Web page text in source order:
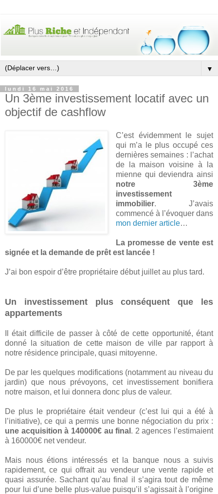
▼
lundi 16 mai 2016
Un 3ème investissement locatif avec un
objectif de cashflow
C’est évidemment le sujet
qui m’a le plus occupé ces
dernières semaines : l’achat
de la maison voisine à la
mienne qui deviendra ainsi
notre 3ème
investissement
immobilier. J’avais
commencé à l’évoquer dans
mon dernier article…
La promesse de vente est
signée et la demande de prêt est lancée !
J’ai bon espoir d’être propriétaire début juillet au plus tard.
Un investissement plus conséquent que les
appartements
Il était difficile de passer à côté de cette opportunité, étant
donné la situation de cette maison de ville par rapport à
notre résidence principale, quasi mitoyenne.
De par les quelques modifications (notamment au niveau du
jardin) que nous prévoyons, cet investissement bonifiera
notre maison, et lui donnera donc plus de valeur.
De plus le propriétaire était vendeur (c’est lui qui a été à
l’initiative), ce qui a permis une bonne négociation du prix :
une acquisition à 140000€ au final . 2 agences l’estimaient
à 160000€ net vendeur.
Mais nous étions intéressés et la banque nous a suivis
rapidement, ce qui offrait au vendeur une vente rapide et
quasi assurée. Sachant qu’au final il s’agira tout de même
pour lui d’une belle plus-value puisqu’il s’agissait à l’origine